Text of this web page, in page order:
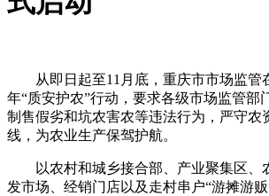
从即日起至11月底，重庆市市场监管
年“质安护农”行动，要求各级市场监管部
制售假劣和坑农害农等违法行为，严守农
线，为农业生产保驾护航。
以农村和城乡接合部、产业聚集区、
发市场、经销门店以及走村串户“游摊游